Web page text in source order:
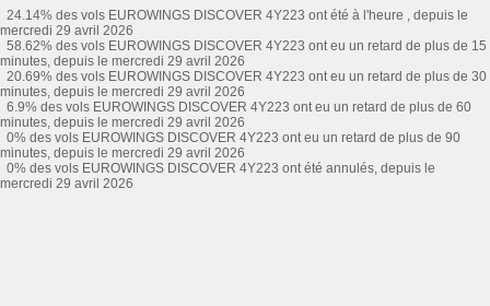
24.14% des vols EUROWINGS DISCOVER 4Y223 ont été à l'heure , depuis le
mercredi 29 avril 2026
58.62% des vols EUROWINGS DISCOVER 4Y223 ont eu un retard de plus de 15
minutes, depuis le mercredi 29 avril 2026
20.69% des vols EUROWINGS DISCOVER 4Y223 ont eu un retard de plus de 30
minutes, depuis le mercredi 29 avril 2026
6.9% des vols EUROWINGS DISCOVER 4Y223 ont eu un retard de plus de 60
minutes, depuis le mercredi 29 avril 2026
0% des vols EUROWINGS DISCOVER 4Y223 ont eu un retard de plus de 90
minutes, depuis le mercredi 29 avril 2026
0% des vols EUROWINGS DISCOVER 4Y223 ont été annulés, depuis le
mercredi 29 avril 2026